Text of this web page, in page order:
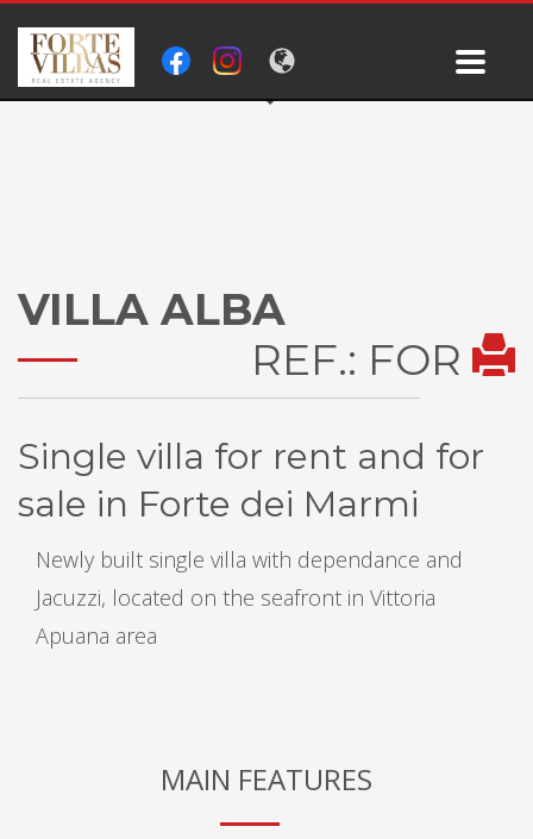
VILLA ALBA
REF.: FOR
Single villa for rent and for
sale in Forte dei Marmi
Newly built single villa with dependance and
Jacuzzi, located on the seafront in Vittoria
Apuana area
MAIN FEATURES